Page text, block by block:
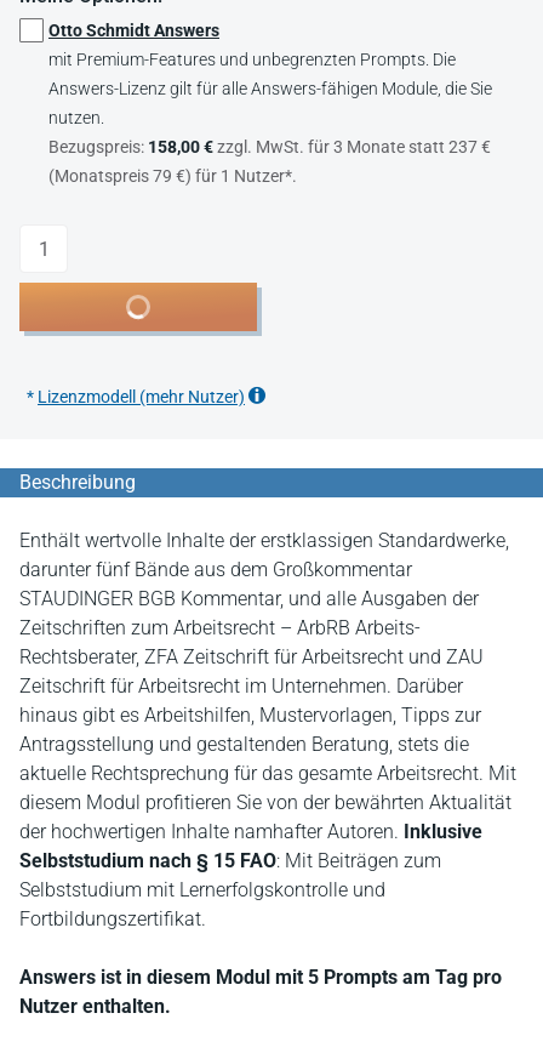
Otto Schmidt Answers
mit Premium-Features und unbegrenzten Prompts. Die
Answers-Lizenz gilt für alle Answers-fähigen Module, die Sie
nutzen.
Bezugspreis: 158,00 €zzgl. MwSt. für 3 Monate statt 237 €
(Monatspreis 79 €) für 1 Nutzer*.
Anzahl
In den Warenkorb
* Lizenzmodell (mehr Nutzer)
Beschreibung
Enthält wertvolle Inhalte der erstklassigen Standardwerke,
darunter fünf Bände aus dem Großkommentar
STAUDINGER BGB Kommentar, und alle Ausgaben der
Zeitschriften zum Arbeitsrecht – ArbRB Arbeits-
Rechtsberater, ZFA Zeitschrift für Arbeitsrecht und ZAU
Zeitschrift für Arbeitsrecht im Unternehmen. Darüber
hinaus gibt es Arbeitshilfen, Mustervorlagen, Tipps zur
Antragsstellung und gestaltenden Beratung, stets die
aktuelle Rechtsprechung für das gesamte Arbeitsrecht. Mit
diesem Modul profitieren Sie von der bewährten Aktualität
der hochwertigen Inhalte namhafter Autoren. Inklusive
Selbststudium nach § 15 FAO: Mit Beiträgen zum
Selbststudium mit Lernerfolgskontrolle und
Fortbildungszertifikat.
Answers ist in diesem Modul mit 5 Prompts am Tag pro
Nutzer enthalten.